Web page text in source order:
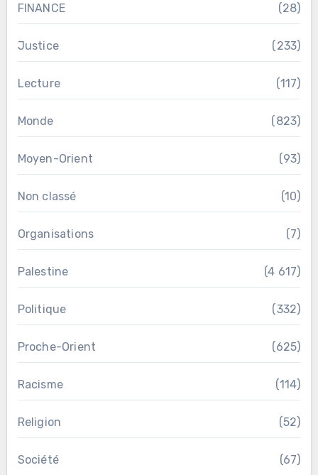
FINANCE (28)
Justice (233)
Lecture (117)
Monde (823)
Moyen-Orient (93)
Non classé (10)
Organisations (7)
Palestine (4 617)
Politique (332)
Proche-Orient (625)
Racisme (114)
Religion (52)
Société (67)